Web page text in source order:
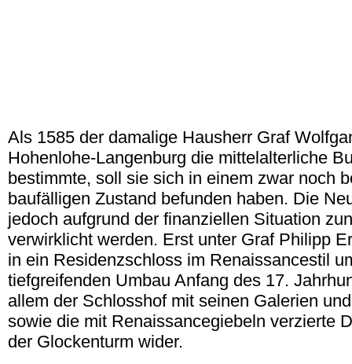
Als 1585 der damalige Hausherr Graf
Hohenlohe-Langenburg die mittelalterliche
bestimmte, soll sie sich in einem zwar noch
baufälligen Zustand befunden haben. Die
jedoch aufgrund der finanziellen Situation
verwirklicht werden. Erst unter Graf Philipp
in ein Residenzschloss im Renaissancestil
tiefgreifenden Umbau Anfang des 17.
allem der Schlosshof mit seinen Galerien
sowie die mit Renaissancegiebeln verzierte
der Glockenturm wider.